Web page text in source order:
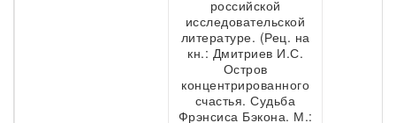
российской
исследовательской
литературе. (Рец. на
кн.: Дмитриев И.С.
Остров
концентрированного
счастья. Судьба
Фрэнсиса Бэкона. М.: